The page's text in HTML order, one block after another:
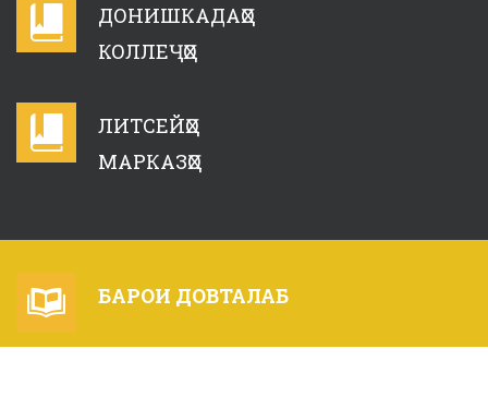
ДОНИШКАДАҲО
КОЛЛЕҶҲО
ЛИТСЕЙҲО
МАРКАЗҲО
БАРОИ ДОВТАЛАБ